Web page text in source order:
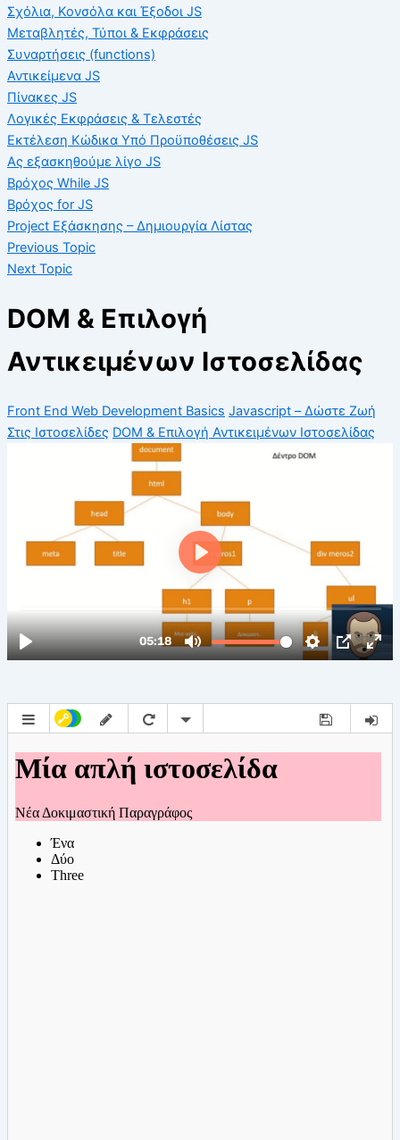
Σχόλια, Κονσόλα και Έξοδοι JS
Μεταβλητές, Τύποι & Εκφράσεις
Συναρτήσεις (functions)
Αντικείμενα JS
Πίνακες JS
Λογικές Εκφράσεις & Τελεστές
Εκτέλεση Κώδικα Υπό Προϋποθέσεις JS
Ας εξασκηθούμε λίγο JS
Βρόχος While JS
Βρόχος for JS
Project Εξάσκησης – Δημιουργία Λίστας
Previous Topic
Next Topic
DOM & Επιλογή
Αντικειμένων Ιστοσελίδας
Front End Web Development Basics Javascript – Δώστε Ζωή
Στις Ιστοσελίδες DOM & Επιλογή Αντικειμένων Ιστοσελίδας